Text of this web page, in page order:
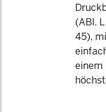
(ABl.
45),
einem